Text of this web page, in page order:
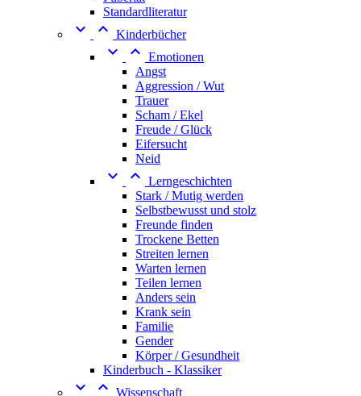
Standardliteratur
  Kinderbücher
  Emotionen
Angst
Aggression / Wut
Trauer
Scham / Ekel
Freude / Glück
Eifersucht
Neid
  Lerngeschichten
Stark / Mutig werden
Selbstbewusst und stolz
Freunde finden
Trockene Betten
Streiten lernen
Warten lernen
Teilen lernen
Anders sein
Krank sein
Familie
Gender
Körper / Gesundheit
Kinderbuch - Klassiker
  Wissenschaft